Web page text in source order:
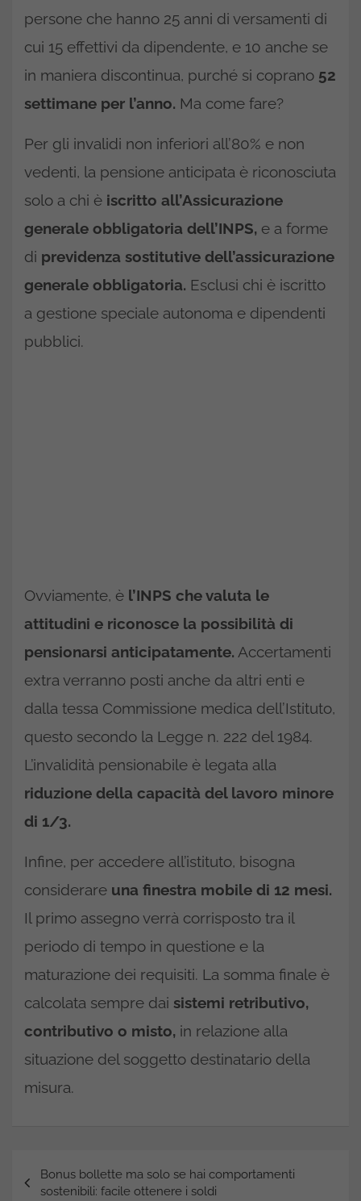
persone che hanno 25 anni di versamenti di
cui 15 effettivi da dipendente, e 10 anche se
in maniera discontinua, purché si coprano 52
settimane per l’anno. Ma come fare?
Per gli invalidi non inferiori all’80% e non
vedenti, la pensione anticipata è riconosciuta
solo a chi è iscritto all’Assicurazione
generale obbligatoria dell’INPS, e a forme
di previdenza sostitutive dell’assicurazione
generale obbligatoria. Esclusi chi è iscritto
a gestione speciale autonoma e dipendenti
pubblici.
Ovviamente, è l’INPS che valuta le
attitudini e riconosce la possibilità di
pensionarsi anticipatamente. Accertamenti
extra verranno posti anche da altri enti e
dalla tessa Commissione medica dell’Istituto,
questo secondo la Legge n. 222 del 1984.
L’invalidità pensionabile è legata alla
riduzione della capacità del lavoro minore
di 1/3.
Infine, per accedere all’istituto, bisogna
considerare una finestra mobile di 12 mesi.
Il primo assegno verrà corrisposto tra il
periodo di tempo in questione e la
maturazione dei requisiti. La somma finale è
calcolata sempre dai sistemi retributivo,
contributivo o misto, in relazione alla
situazione del soggetto destinatario della
misura.
articoli
Bonus bollette ma solo se hai comportamenti
sostenibili: facile ottenere i soldi